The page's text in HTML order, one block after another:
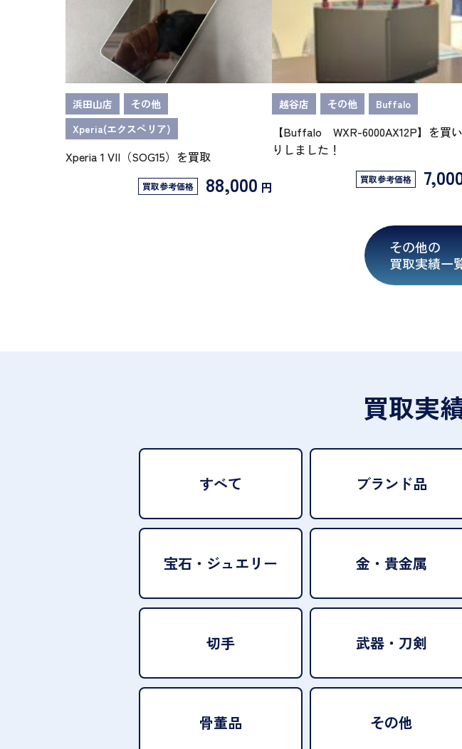
浜田山店
その他
Xperia(エクスペリア)
Xperia 1 VII（SOG15）を買取
買取参考価格 88,000 円
越谷店 その他 Buffalo
【Buffalo WXR-6000AX12P】を買
りしました！
買取参考価格
その他の
買取実績一
買取実
すべて ブランド品
宝石・ ジュエリー 金・貴金属
切手 武器・刀剣
骨董品 その他